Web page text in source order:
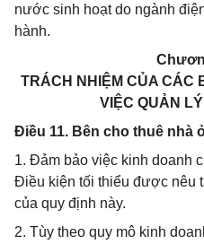
nước sinh hoạt do ngành
hành.
TRÁCH NHIỆM CỦA CÁC
VIỆC QUẢN
Điều 11. Bên cho thuê nhà
1. Đảm bảo việc kinh doanh
Điều kiện tối thiểu được nêu
của quy định này.
2. Tùy theo quy mô kinh